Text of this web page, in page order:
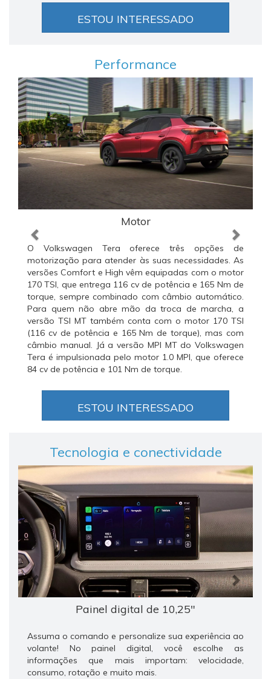
ESTOU INTERESSADO
Performance
Motor
O Volkswagen Tera oferece três opções de
motorização para atender às suas necessidades. As
versões Comfort e High vêm equipadas com o motor
170 TSI, que entrega 116 cv de potência e 165 Nm de
torque, sempre combinado com câmbio automático.
Para quem não abre mão da troca de marcha, a
versão TSI MT também conta com o motor 170 TSI
(116 cv de potência e 165 Nm de torque), mas com
câmbio manual. Já a versão MPI MT do Volkswagen
Tera é impulsionada pelo motor 1.0 MPI, que oferece
84 cv de potência e 101 Nm de torque.
Anterior
ESTOU INTERESSADO
Tecnologia e conectividade
Painel digital de 10,25"
Assuma o comando e personalize sua experiência ao
volante! No painel digital, você escolhe as
informações que mais importam: velocidade,
consumo, rotação e muito mais.
Anterior